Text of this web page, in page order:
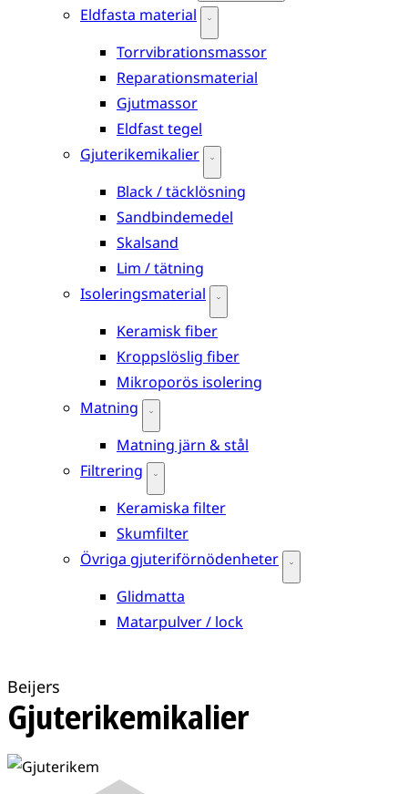
Eldfasta material
Torrvibrationsmassor
Reparationsmaterial
Gjutmassor
Eldfast tegel
Gjuterikemikalier
Black / täcklösning
Sandbindemedel
Skalsand
Lim / tätning
Isoleringsmaterial
Keramisk fiber
Kroppslöslig fiber
Mikroporös isolering
Matning
Matning järn & stål
Filtrering
Keramiska filter
Skumfilter
Övriga gjuteriförnödenheter
Glidmatta
Matarpulver / lock
Beijers
Gjuterikemikalier